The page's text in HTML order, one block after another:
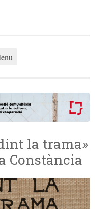
la trama»
Constància